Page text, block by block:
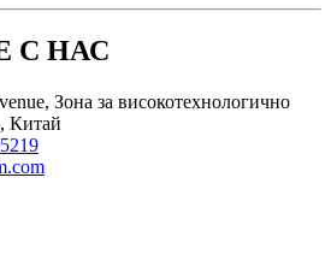
С НАС
Зона за високотехнологично
Китай